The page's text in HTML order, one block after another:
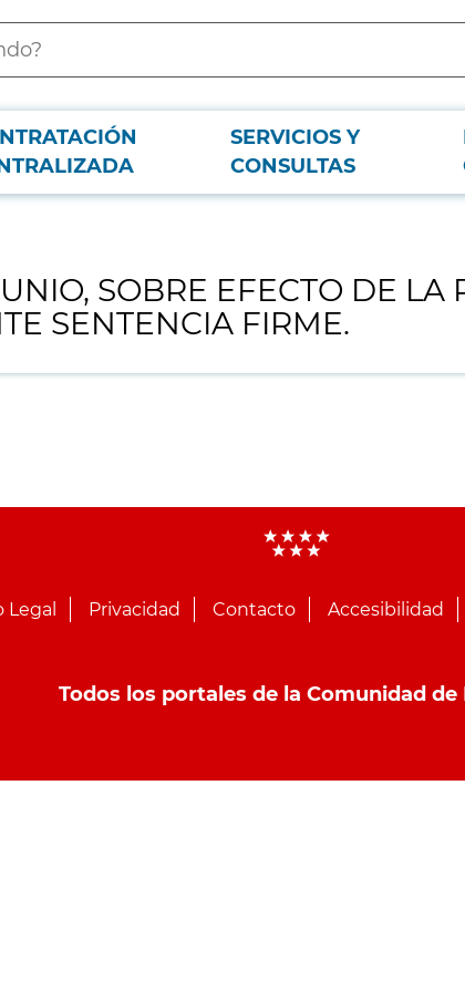
SERVICIOS Y
CONSULTAS
LA PROHIBICIÓN DE CONTRATAR POR CONDENA MEDIANTE
SOBRE EFECTO DE LA
SENTENCIA FIRME.
Legal Privacidad Contacto Accesibilidad
Todos los portales de la Comunidad de